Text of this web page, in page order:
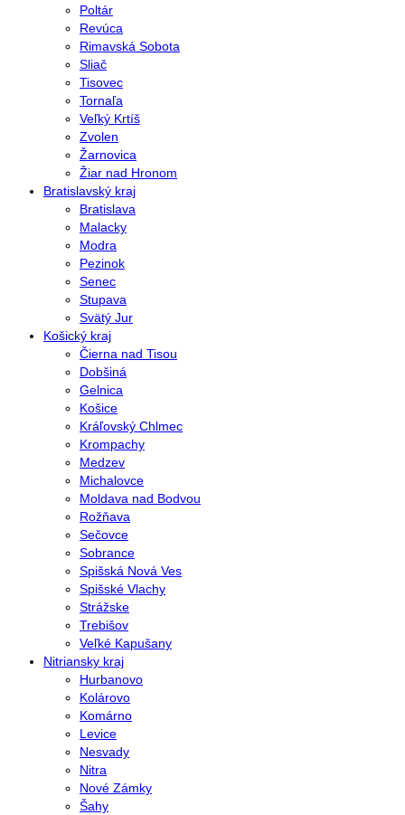
Poltár
Revúca
Rimavská Sobota
Sliač
Tisovec
Tornaľa
Veľký Krtíš
Zvolen
Žarnovica
Žiar nad Hronom
Bratislavský kraj
Bratislava
Malacky
Modra
Pezinok
Senec
Stupava
Svätý Jur
Košický kraj
Čierna nad Tisou
Dobšiná
Gelnica
Košice
Kráľovský Chlmec
Krompachy
Medzev
Michalovce
Moldava nad Bodvou
Rožňava
Sečovce
Sobrance
Spišská Nová Ves
Spišské Vlachy
Strážske
Trebišov
Veľké Kapušany
Nitriansky kraj
Hurbanovo
Kolárovo
Komárno
Levice
Nesvady
Nitra
Nové Zámky
Šahy